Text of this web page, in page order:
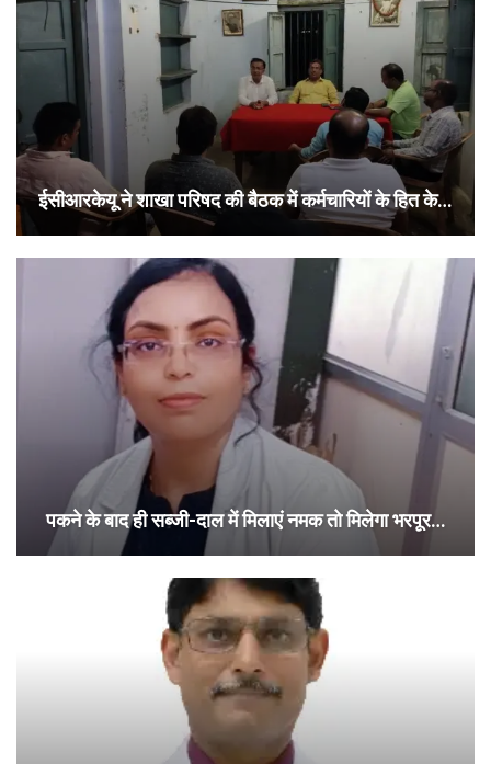
ईसीआरकेयू ने शाखा परिषद की बैठक में कर्मचारियों के हित के…
पकने के बाद ही सब्जी-दाल में मिलाएं नमक तो मिलेगा भरपूर…